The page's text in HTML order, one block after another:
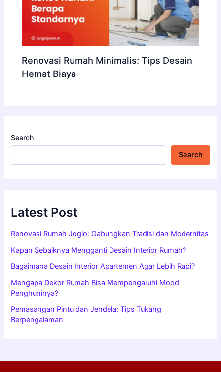
Renovasi Rumah Minimalis: Tips Desain
Hemat Biaya
Search
Search
Latest Post
Renovasi Rumah Joglo: Gabungkan Tradisi dan Modernitas
Kapan Sebaiknya Mengganti Desain Interior Rumah?
Bagaimana Desain Interior Apartemen Agar Lebih Rapi?
Mengapa Dekor Rumah Bisa Mempengaruhi Mood
Penghuninya?
Pemasangan Pintu dan Jendela: Tips Tukang
Berpengalaman